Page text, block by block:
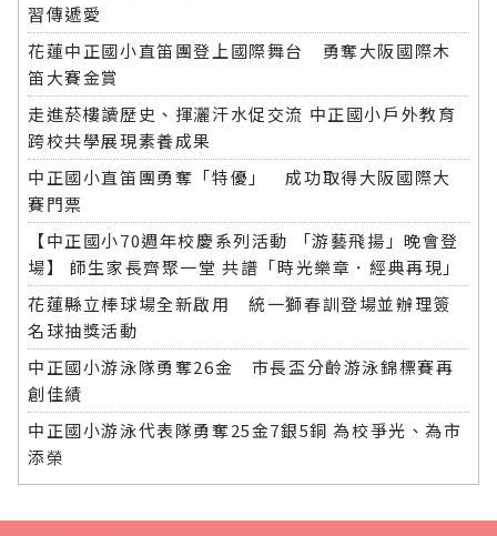
習傳遞愛
花蓮中正國小直笛團登上國際舞台 勇奪大阪國際木
笛大賽金賞
走進菸樓讀歷史、揮灑汗水促交流 中正國小戶外教育
跨校共學展現素養成果
中正國小直笛團勇奪「特優」 成功取得大阪國際大
賽門票
【中正國小70週年校慶系列活動 「游藝飛揚」晚會登
場】 師生家長齊聚一堂 共譜「時光樂章．經典再現」
花蓮縣立棒球場全新啟用 統一獅春訓登場並辦理簽
名球抽獎活動
中正國小游泳隊勇奪26金 市長盃分齡游泳錦標賽再
創佳績
中正國小游泳代表隊勇奪25金7銀5銅 為校爭光、為市
添榮